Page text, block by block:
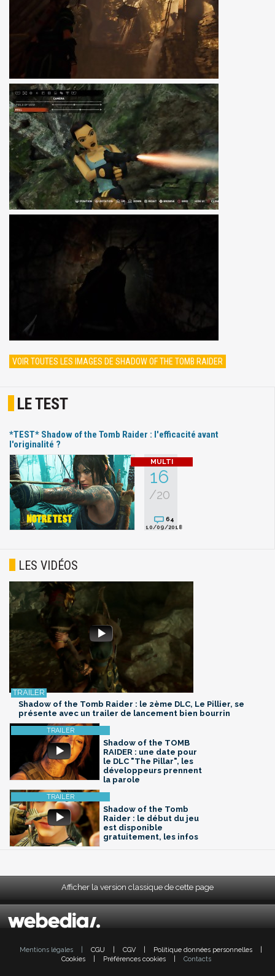
VOIR TOUTES LES IMAGES DE SHADOW OF THE TOMB RAIDER
LE TEST
*TEST* Shadow of the Tomb Raider : l'efficacité avant
l'originalité ?
16
/20
64
10/09/2018
LES VIDÉOS
Shadow of the Tomb Raider : le 2ème DLC, Le Pillier, se
présente avec un trailer de lancement bien bourrin
Shadow of the TOMB
RAIDER : une date pour
le DLC "The Pillar", les
développeurs prennent
la parole
Shadow of the Tomb
Raider : le début du jeu
est disponible
gratuitement, les infos
Afficher la version classique de cette page
Mentions légales CGU CGV Politique données personnelles
Cookies
Préférences cookies Contacts